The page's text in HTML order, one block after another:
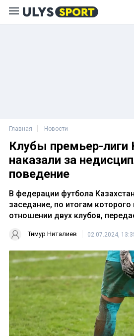
Главная Новости
Клубы премьер-лиги
наказали за
поведение
В федерации футбола
заседание, по итогам
отношении двух клубов,
Тимур Ниталиев 02.07.2024,